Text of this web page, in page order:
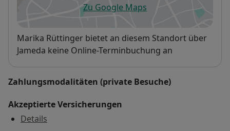
Zu Google Mapsöffnet in einer neuen
Verfügbarkeit
Marika Rüttinger bietet an diesem Standort über
Jameda keine Online-Terminbuchung an
Zahlungsmodalitäten (private Besuche)
Akzeptierte Versicherungen
Details